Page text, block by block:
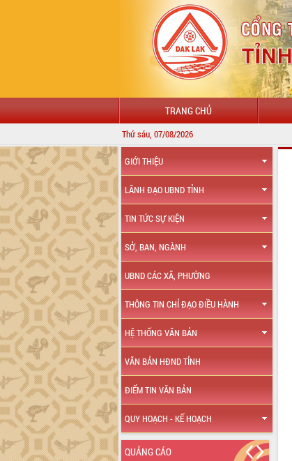
TRANG CHỦ
Thứ sáu, 07/08/2026
GIỚI THIỆU
LÃNH ĐẠO UBND TỈNH
TIN TỨC SỰ KIỆN
SỞ, BAN, NGÀNH
UBND CÁC XÃ, PHƯỜNG
THÔNG TIN CHỈ ĐẠO ĐIỀU HÀNH
HỆ THỐNG VĂN BẢN
VĂN BẢN HĐND TỈNH
ĐIỂM TIN VĂN BẢN
QUY HOẠCH - KẾ HOẠCH
QUẢNG CÁO